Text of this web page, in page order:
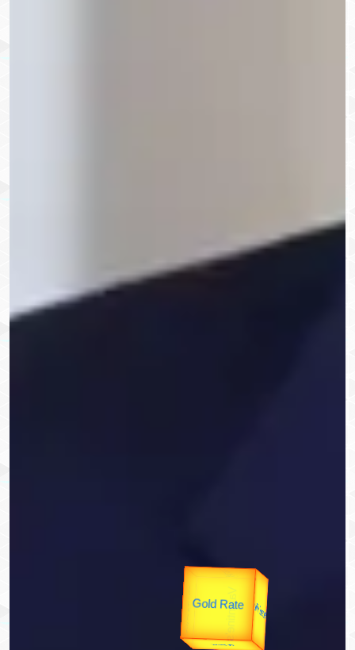
उप प्रधानमंत्री
उपराष्ट्रपति
यात्रा
unTV Special